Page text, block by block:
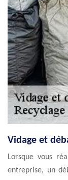
Vidage et
Lorsque vous
entreprise, un